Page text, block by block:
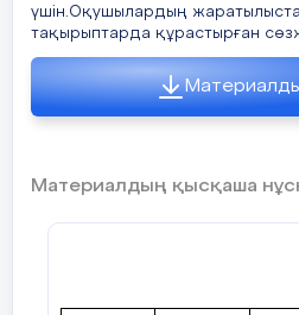
үшін.Оқушылардың
тақырыптарда құрастырған
Материалдың қысқаша